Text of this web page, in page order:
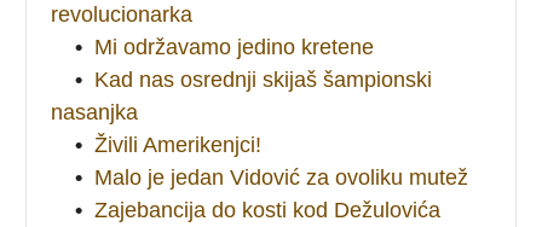
revolucionarka
• Mi održavamo jedino kretene
• Kad nas osrednji skijaš šampionski
nasanjka
• Živili Amerikenjci!
• Malo je jedan Vidović za ovoliku mutež
• Zajebancija do kosti kod Dežulovića